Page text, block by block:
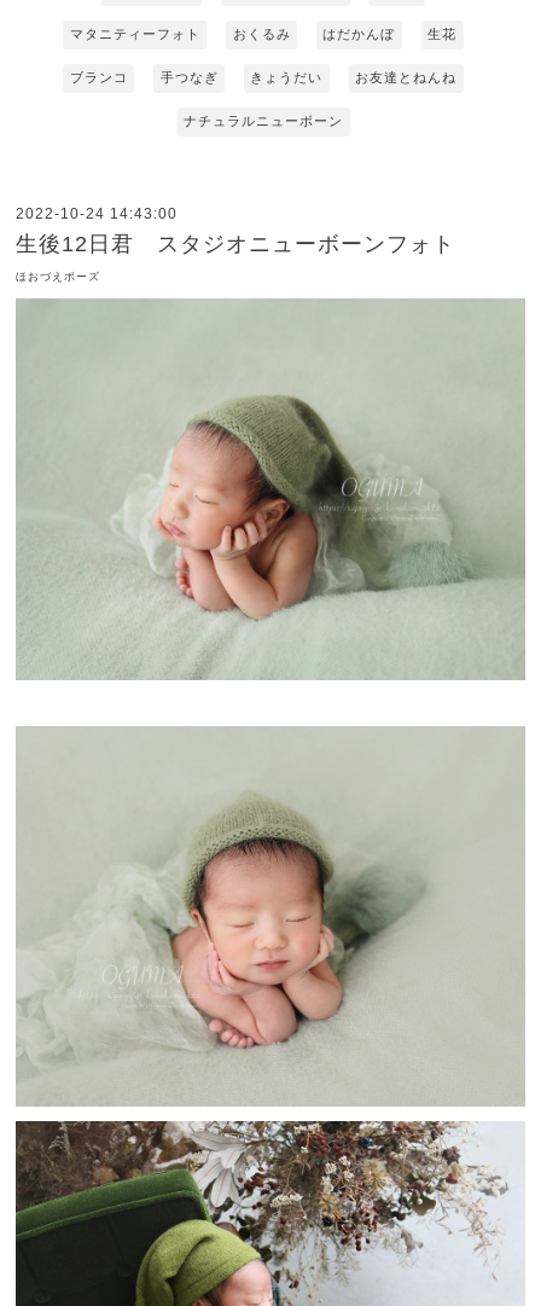
マタニティーフォト おくるみ はだかんぼ 生花
ブランコ 手つなぎ きょうだい お友達とねんね
ナチュラルニューボーン
2022-10-24 14:43:00
生後12日君 スタジオニューボーンフォト
ほおづえポーズ